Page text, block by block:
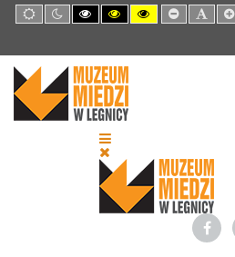
Default
mode
Night
mode
High
Contrast
mode
High
Contrast
mode
High
Contrast
mode
Set
Smaller
Set